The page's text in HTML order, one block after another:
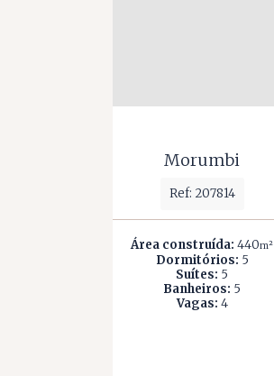
Morumbi
Ref: 207814
Área construída: 440m²
Dormitórios: 5
Suítes: 5
Banheiros: 5
Vagas: 4